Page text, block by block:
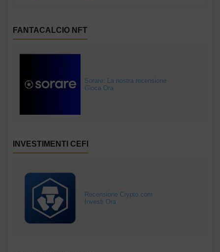
FANTACALCIO NFT
Sorare: La nostra recensione
Gioca Ora
INVESTIMENTI CEFI
Recensione Crypto.com
Investi Ora